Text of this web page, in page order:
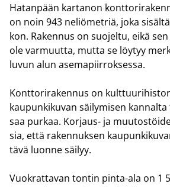
Ha­tan­pään kar­ta­non
on noin 943 ne­liö­met­riä, joka
kon. Ra­ken­nus on suo­jel­tu, eikä
ole var­muut­ta, mutta se löy­tyy
luvun alun ase­ma­piir­rok­ses­sa.
Kont­to­ri­ra­ken­nus on
kau­pun­ki­ku­van säi­ly­mi­sen kan­nal­ta
saa pur­kaa. Korjaus-​ ja
sia, että ra­ken­nuk­sen
tä­vä luon­ne säi­lyy.
Vuo­krat­ta­van ton­tin pinta-​ala on 1